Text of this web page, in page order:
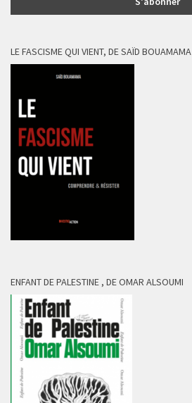
LE FASCISME QUI VIENT, DE SAÏD BOUAMAMA
ENFANT DE PALESTINE , DE OMAR ALSOUMI